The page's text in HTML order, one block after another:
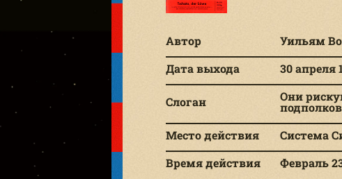
Автор
Уильям
Дата выхода
30 апреля
Слоган Они
Место действия
Система
Время действия
Февраль